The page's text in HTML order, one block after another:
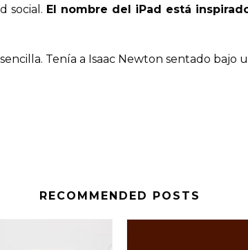
social. El nombre del iPad está
sencilla. Tenía a Isaac Newton sentado bajo
RECOMMENDED POSTS